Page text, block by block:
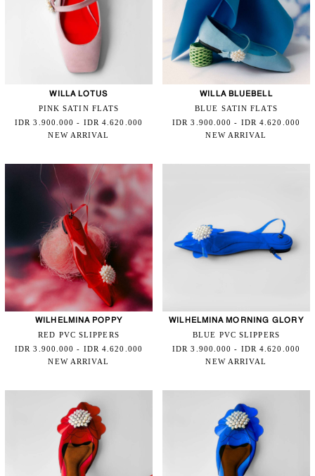
WILLA LOTUS
PINK SATIN FLATS
IDR 3.900.000 - IDR 4.620.000
NEW ARRIVAL
WILLA BLUEBELL
BLUE SATIN FLATS
IDR 3.900.000 - IDR 4.620.000
NEW ARRIVAL
WILHELMINA POPPY
RED PVC SLIPPERS
IDR 3.900.000 - IDR 4.620.000
NEW ARRIVAL
WILHELMINA MORNING GLORY
BLUE PVC SLIPPERS
IDR 3.900.000 - IDR 4.620.000
NEW ARRIVAL